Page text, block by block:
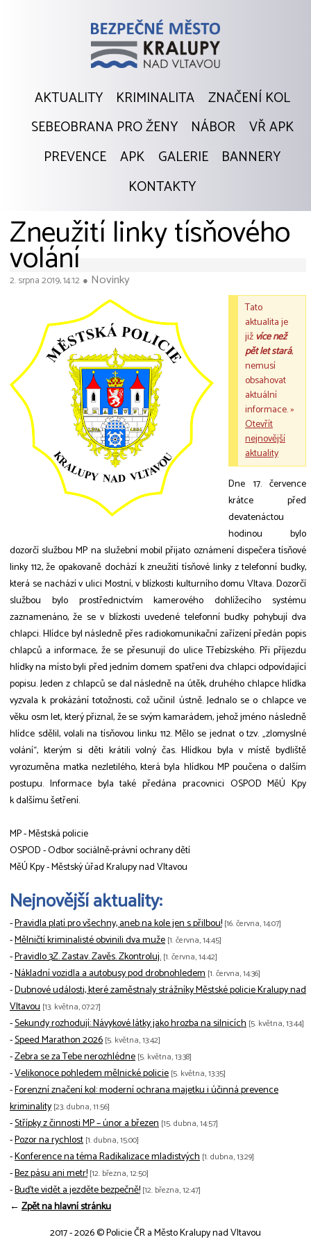
AKTUALITY KRIMINALITA
ZNAČENÍ KOL
SEBEOBRANA PRO ŽENY
NÁBOR
VŘ APK
PREVENCE
APK GALERIE
BANNERY
KONTAKTY
Zneužití linky tísňového
volání
2. srpna 2019, 14:12 ● Novinky
Tato
aktualita je
jižvíce než
pět let stará,
nemusí
obsahovat
aktuální
informace. »
Otevřít
nejnovější
aktuality
Dne 17. července
krátce před
devatenáctou
hodinou bylo
dozorčí službou MP na služební mobil přijato oznámení dispečera tísňové
linky 112, že opakovaně dochází k zneužití tísňové linky z telefonní budky,
která se nachází v ulici Mostní, v blízkosti kulturního domu Vltava. Dozorčí
službou bylo prostřednictvím kamerového dohlížecího systému
zaznamenáno, že se v blízkosti uvedené telefonní budky pohybují dva
chlapci. Hlídce byl následně přes radiokomunikační zařízení předán popis
chlapců a informace, že se přesunují do ulice Třebízského. Při příjezdu
hlídky na místo byli před jedním domem spatřeni dva chlapci odpovídající
popisu. Jeden z chlapců se dal následně na útěk, druhého chlapce hlídka
vyzvala k prokázání totožnosti, což učinil ústně. Jednalo se o chlapce ve
věku osm let, který přiznal, že se svým kamarádem, jehož jméno následně
hlídce sdělil, volali na tísňovou linku 112. Mělo se jednat o tzv. „zlomyslné
volání“, kterým si děti krátili volný čas. Hlídkou byla v místě bydliště
vyrozuměna matka nezletilého, která byla hlídkou MP poučena o dalším
postupu. Informace byla také předána pracovnici OSPOD MěÚ Kpy
k dalšímu šetření.
MP - Městská policie
OSPOD - Odbor sociálně-právní ochrany dětí
MěÚ Kpy - Městský úřad Kralupy nad Vltavou
Nejnovější aktuality:
-Pravidla platí pro všechny, aneb na kole jen s přilbou! [16. června, 14:07]
-Mělničtí kriminalisté obvinili dva muže [1. června, 14:45]
-Pravidlo 3Z. Zastav. Zavěs. Zkontroluj. [1. června, 14:42]
-Nákladní vozidla a autobusy pod drobnohledem [1. června, 14:36]
-Dubnové události, které zaměstnaly strážníky Městské policie Kralupy nad
Vltavou [13. května, 07:27]
-Sekundy rozhodují: Návykové látky jako hrozba na silnicích [5. května, 13:44]
-Speed Marathon 2026 [5. května, 13:42]
-Zebra se za Tebe nerozhlédne [5. května, 13:38]
-Velikonoce pohledem mělnické policie [5. května, 13:35]
-Forenzní značení kol: moderní ochrana majetku i účinná prevence
kriminality [23. dubna, 11:56]
-Střípky z činnosti MP – únor a březen [15. dubna, 14:57]
-Pozor na rychlost [1. dubna, 15:00]
-Konference na téma Radikalizace mladistvých [1. dubna, 13:29]
-Bez pásu ani metr! [12. března, 12:50]
-Buďte vidět a jezděte bezpečně! [12. března, 12:47]
← Zpět na hlavní stránku
2017 - 2026 © Policie ČR a Město Kralupy nad Vltavou